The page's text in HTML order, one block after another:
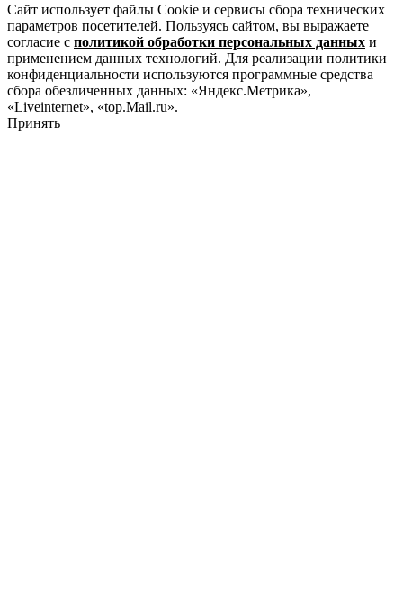
Сайт использует файлы Cookie и сервисы сбора технических
параметров посетителей. Пользуясь сайтом, вы выражаете
согласие с политикой обработки персональных данных и
применением данных технологий. Для реализации политики
конфиденциальности используются программные средства
сбора обезличенных данных: «Яндекс.Метрика»,
«Liveinternet», «top.Mail.ru».
Принять